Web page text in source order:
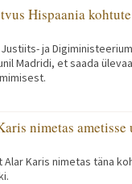
Hispaania
ja
Madridi, et saada
nimetas
Karis nimetas täna